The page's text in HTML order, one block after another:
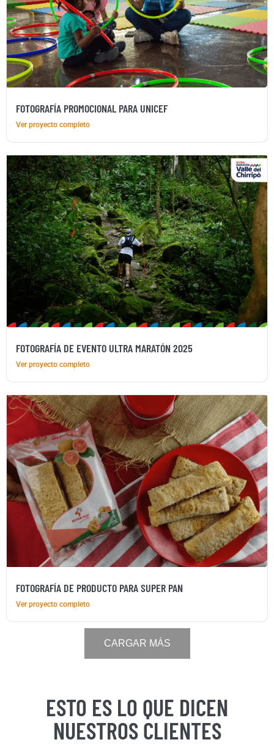
FOTOGRAFÍA PROMOCIONAL PARA UNICEF
Ver proyecto completo
FOTOGRAFÍA DE EVENTO ULTRA MARATÓN 2025
Ver proyecto completo
FOTOGRAFÍA DE PRODUCTO PARA SUPER PAN
Ver proyecto completo
CARGAR MÁS
ESTO ES LO QUE DICEN
NUESTROS CLIENTES